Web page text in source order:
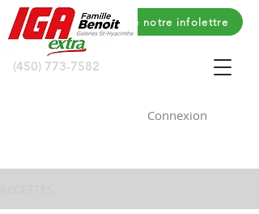
(450) 773-7582
Connexion
Voyez le contenu de notre infolettre